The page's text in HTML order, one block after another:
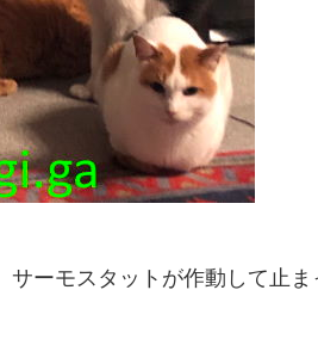
ーモスタットが作動して止ま